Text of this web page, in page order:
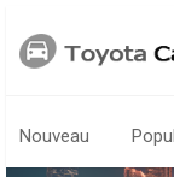
Nouveau